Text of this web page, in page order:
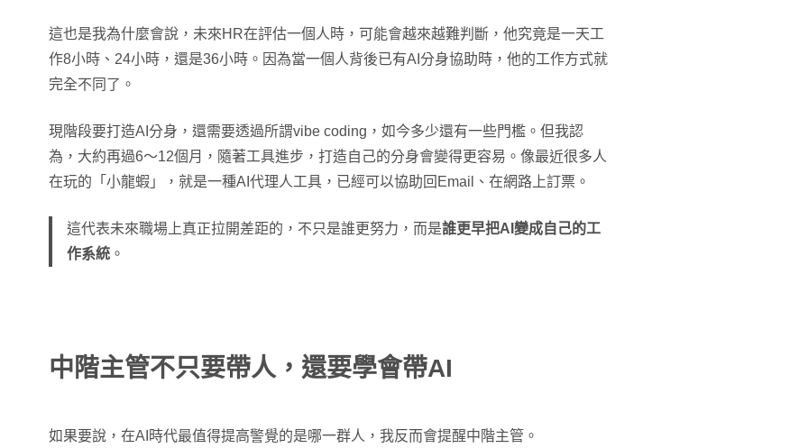
這也是我為什麼會說，未來HR在評估一個人時，可能會越來越難判斷，他究竟是一天工
作8小時、24小時，還是36小時。因為當一個人背後已有AI分身協助時，他的工作方式就
完全不同了。
現階段要打造AI分身，還需要透過所謂vibe coding，如今多少還有一些門檻。但我認
為，大約再過6～12個月，隨著工具進步，打造自己的分身會變得更容易。像最近很多人
在玩的「小龍蝦」，就是一種AI代理人工具，已經可以協助回Email、在網路上訂票。
這代表未來職場上真正拉開差距的，不只是誰更努力，而是誰更早把AI變成自己的工
作系統 。
中階主管不只要帶人，還要學會帶AI
如果要說，在AI時代最值得提高警覺的是哪一群人，我反而會提醒中階主管。